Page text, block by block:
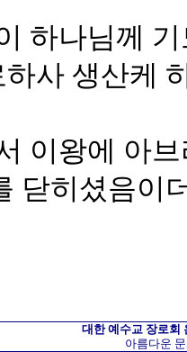
하나님께
사 생산케
이왕에 아
닫히셨음이
대한 예수교 장로회
아름다운